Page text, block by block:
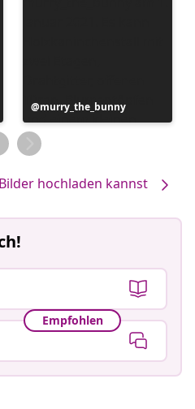
Beitrag
veröffentlicht
von
murry_the_bunny
hochladen kannst
Empfohlen